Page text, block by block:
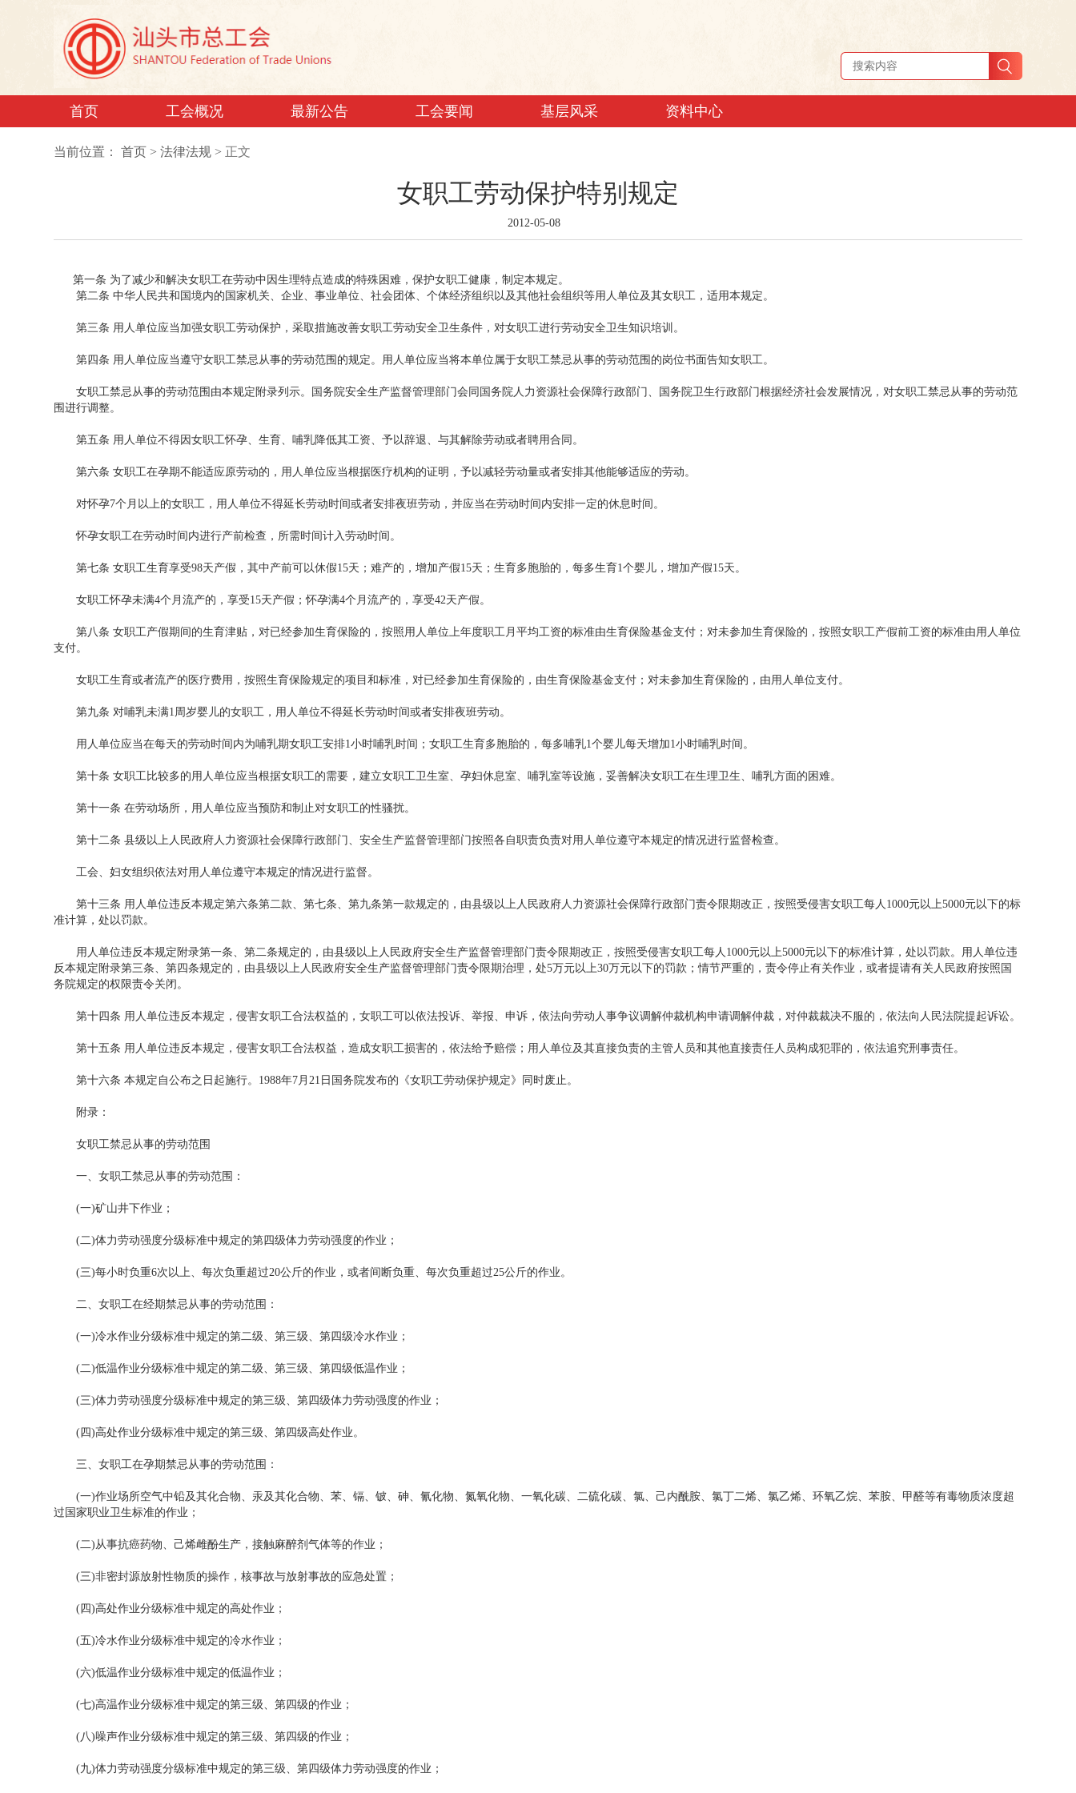
首页 工会概况 最新公告 工会要闻 基层风采 资料中心
当前位置： 首页 > 法律法规 > 正文
女职工劳动保护特别规定
2012-05-08
第一条 为了减少和解决女职工在劳动中因生理特点造成的特殊困难，保护女职工健康，制定本规定。
第二条 中华人民共和国境内的国家机关、企业、事业单位、社会团体、个体经济组织以及其他社会组织等用人单位及其女职工，适用本规定。
第三条 用人单位应当加强女职工劳动保护，采取措施改善女职工劳动安全卫生条件，对女职工进行劳动安全卫生知识培训。
第四条 用人单位应当遵守女职工禁忌从事的劳动范围的规定。用人单位应当将本单位属于女职工禁忌从事的劳动范围的岗位书面告知女职工。
女职工禁忌从事的劳动范围由本规定附录列示。国务院安全生产监督管理部门会同国务院人力资源社会保障行政部门、国务院卫生行政部门根据经济社会发展情况，对女职工禁忌从事的劳动范
围进行调整。
第五条 用人单位不得因女职工怀孕、生育、哺乳降低其工资、予以辞退、与其解除劳动或者聘用合同。
第六条 女职工在孕期不能适应原劳动的，用人单位应当根据医疗机构的证明，予以减轻劳动量或者安排其他能够适应的劳动。
对怀孕7个月以上的女职工，用人单位不得延长劳动时间或者安排夜班劳动，并应当在劳动时间内安排一定的休息时间。
怀孕女职工在劳动时间内进行产前检查，所需时间计入劳动时间。
第七条 女职工生育享受98天产假，其中产前可以休假15天；难产的，增加产假15天；生育多胞胎的，每多生育1个婴儿，增加产假15天。
女职工怀孕未满4个月流产的，享受15天产假；怀孕满4个月流产的，享受42天产假。
第八条 女职工产假期间的生育津贴，对已经参加生育保险的，按照用人单位上年度职工月平均工资的标准由生育保险基金支付；对未参加生育保险的，按照女职工产假前工资的标准由用人单位
支付。
女职工生育或者流产的医疗费用，按照生育保险规定的项目和标准，对已经参加生育保险的，由生育保险基金支付；对未参加生育保险的，由用人单位支付。
第九条 对哺乳未满1周岁婴儿的女职工，用人单位不得延长劳动时间或者安排夜班劳动。
用人单位应当在每天的劳动时间内为哺乳期女职工安排1小时哺乳时间；女职工生育多胞胎的，每多哺乳1个婴儿每天增加1小时哺乳时间。
第十条 女职工比较多的用人单位应当根据女职工的需要，建立女职工卫生室、孕妇休息室、哺乳室等设施，妥善解决女职工在生理卫生、哺乳方面的困难。
第十一条 在劳动场所，用人单位应当预防和制止对女职工的性骚扰。
第十二条 县级以上人民政府人力资源社会保障行政部门、安全生产监督管理部门按照各自职责负责对用人单位遵守本规定的情况进行监督检查。
工会、妇女组织依法对用人单位遵守本规定的情况进行监督。
第十三条 用人单位违反本规定第六条第二款、第七条、第九条第一款规定的，由县级以上人民政府人力资源社会保障行政部门责令限期改正，按照受侵害女职工每人1000元以上5000元以下的标
准计算，处以罚款。
用人单位违反本规定附录第一条、第二条规定的，由县级以上人民政府安全生产监督管理部门责令限期改正，按照受侵害女职工每人1000元以上5000元以下的标准计算，处以罚款。用人单位违
反本规定附录第三条、第四条规定的，由县级以上人民政府安全生产监督管理部门责令限期治理，处5万元以上30万元以下的罚款；情节严重的，责令停止有关作业，或者提请有关人民政府按照国
务院规定的权限责令关闭。
第十四条 用人单位违反本规定，侵害女职工合法权益的，女职工可以依法投诉、举报、申诉，依法向劳动人事争议调解仲裁机构申请调解仲裁，对仲裁裁决不服的，依法向人民法院提起诉讼。
第十五条 用人单位违反本规定，侵害女职工合法权益，造成女职工损害的，依法给予赔偿；用人单位及其直接负责的主管人员和其他直接责任人员构成犯罪的，依法追究刑事责任。
第十六条 本规定自公布之日起施行。1988年7月21日国务院发布的《女职工劳动保护规定》同时废止。
附录：
女职工禁忌从事的劳动范围
一、女职工禁忌从事的劳动范围：
(一)矿山井下作业；
(二)体力劳动强度分级标准中规定的第四级体力劳动强度的作业；
(三)每小时负重6次以上、每次负重超过20公斤的作业，或者间断负重、每次负重超过25公斤的作业。
二、女职工在经期禁忌从事的劳动范围：
(一)冷水作业分级标准中规定的第二级、第三级、第四级冷水作业；
(二)低温作业分级标准中规定的第二级、第三级、第四级低温作业；
(三)体力劳动强度分级标准中规定的第三级、第四级体力劳动强度的作业；
(四)高处作业分级标准中规定的第三级、第四级高处作业。
三、女职工在孕期禁忌从事的劳动范围：
(一)作业场所空气中铅及其化合物、汞及其化合物、苯、镉、铍、砷、氰化物、氮氧化物、一氧化碳、二硫化碳、氯、己内酰胺、氯丁二烯、氯乙烯、环氧乙烷、苯胺、甲醛等有毒物质浓度超
过国家职业卫生标准的作业；
(二)从事抗癌药物、己烯雌酚生产，接触麻醉剂气体等的作业；
(三)非密封源放射性物质的操作，核事故与放射事故的应急处置；
(四)高处作业分级标准中规定的高处作业；
(五)冷水作业分级标准中规定的冷水作业；
(六)低温作业分级标准中规定的低温作业；
(七)高温作业分级标准中规定的第三级、第四级的作业；
(八)噪声作业分级标准中规定的第三级、第四级的作业；
(九)体力劳动强度分级标准中规定的第三级、第四级体力劳动强度的作业；